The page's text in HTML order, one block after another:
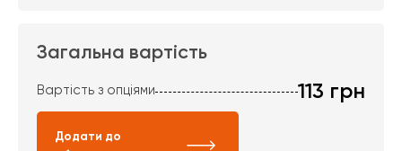
Загальна вартість
Вартість з опціями 113 грн
Додати до